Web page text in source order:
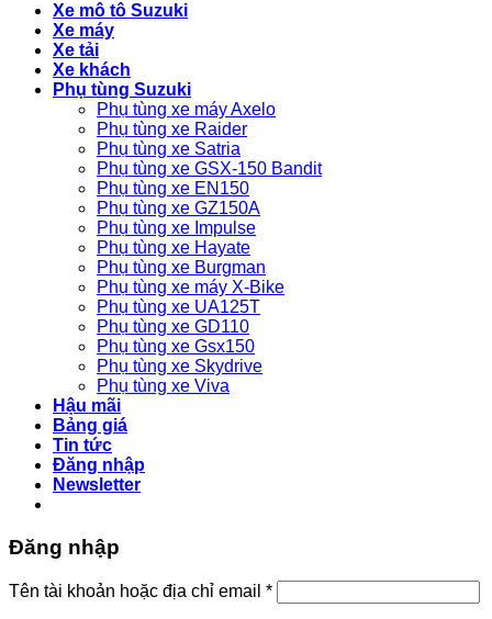
Xe mô tô Suzuki
Xe máy
Xe tải
Xe khách
Phụ tùng Suzuki
Phụ tùng xe máy Axelo
Phụ tùng xe Raider
Phụ tùng xe Satria
Phụ tùng xe GSX-150 Bandit
Phụ tùng xe EN150
Phụ tùng xe GZ150A
Phụ tùng xe Impulse
Phụ tùng xe Hayate
Phụ tùng xe Burgman
Phụ tùng xe máy X-Bike
Phụ tùng xe UA125T
Phụ tùng xe GD110
Phụ tùng xe Gsx150
Phụ tùng xe Skydrive
Phụ tùng xe Viva
Hậu mãi
Bảng giá
Tin tức
Đăng nhập
Newsletter
Đăng nhập
Tên tài khoản hoặc địa chỉ email *Bắt
buộc